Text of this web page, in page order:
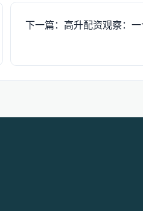
下一篇：高升配资观察：